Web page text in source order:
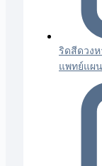
ริดสีดวง
แพทย์แผ